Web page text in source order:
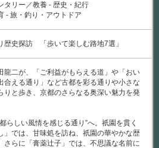
タリー／教養 - 歴史・紀行
- 旅・釣り・アウトドア
歴史探訪 「歩いて楽しむ路地7選」
龍二が、「ご利益がもらえる道」や「おい
合える通り」など古都を彩る通りや小さな
りと歩き、京都のさらなる奥深い魅力を発
らしい風情を感じる通り”へ。祇園を貫く
」では、甘味処を訪ね、祇園の華やかな歴
さらに「膏薬辻子」では、不思議な名前に